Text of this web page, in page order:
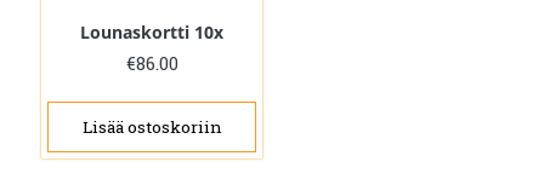
Lounaskortti 10x
€86.00
Lisää ostoskoriin